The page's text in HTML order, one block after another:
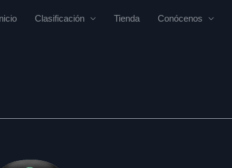
Clasificación Tienda Conócenos